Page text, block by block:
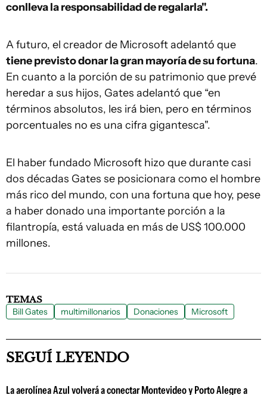
conlleva la responsabilidad de regalarla".
A futuro, el creador de Microsoft adelantó que
tiene previsto donar la gran mayoría de su fortuna.
En cuanto a la porción de su patrimonio que prevé
heredar a sus hijos, Gates adelantó que “en
términos absolutos, les irá bien, pero en términos
porcentuales no es una cifra gigantesca".
El haber fundado Microsoft hizo que durante casi
dos décadas Gates se posicionara como el hombre
más rico del mundo, con una fortuna que hoy, pese
a haber donado una importante porción a la
filantropía, está valuada en más de US$ 100.000
millones.
TEMAS
Bill Gates multimillonarios Donaciones Microsoft
SEGUÍ LEYENDO
La aerolínea Azul volverá a conectar Montevideo y Porto Alegre a